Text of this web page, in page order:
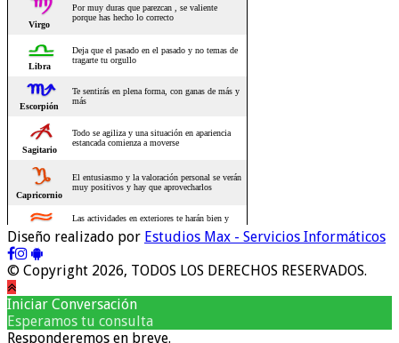
Diseño realizado por Estudios Max - Servicios Informáticos
© Copyright 2026, TODOS LOS DERECHOS RESERVADOS.
Iniciar Conversación
Esperamos tu consulta
Responderemos en breve.